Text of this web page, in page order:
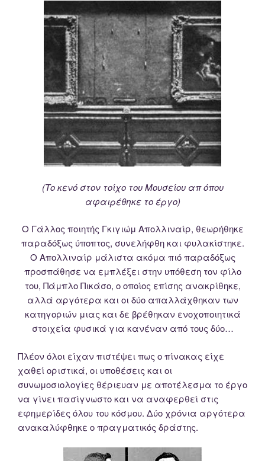
(Το κενό στον τοίχο του Μουσείου απ όπου
αφαιρέθηκε το έργο)
Ο Γάλλος ποιητής Γκιγιώμ Απολλιναίρ, θεωρήθηκε
παραδόξως ύποπτος, συνελήφθη και φυλακίστηκε.
Ο Απολλιναίρ μάλιστα ακόμα πιό παραδόξως
προσπάθησε να εμπλέξει στην υπόθεση τον φίλο
του, Πάμπλο Πικάσο, ο οποίος επίσης ανακρίθηκε,
αλλά αργότερα και οι δύο απαλλάχθηκαν των
κατηγοριών μιας και δε βρέθηκαν ενοχοποιητικά
στοιχεία φυσικά για κανέναν από τους δύο…
Πλέον όλοι είχαν πιστέψει πως ο πίνακας είχε
χαθεί οριστικά, οι υποθέσεις και οι
συνωμοσιολογίες θέριευαν με αποτέλεσμα το έργο
να γίνει πασίγνωστο και να αναφερθεί στις
εφημερίδες όλου του κόσμου. Δύο χρόνια αργότερα
ανακαλύφθηκε ο πραγματικός δράστης.